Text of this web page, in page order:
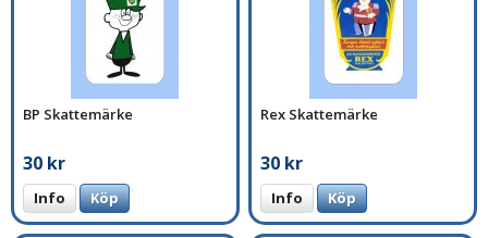
BP Skattemärke
30 kr
Info Köp
Rex Skattemärke
30 kr
Info Köp